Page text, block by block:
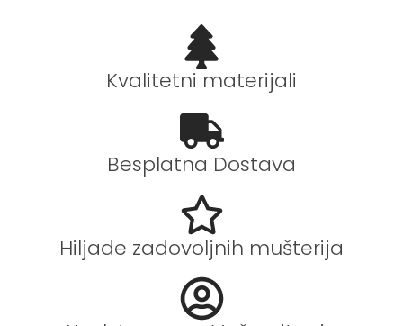
Kvalitetni materijali
Besplatna Dostava
Hiljade zadovoljnih mušterija